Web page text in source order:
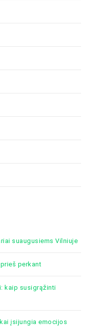
suaugusiems Vilniuje
perkant
kaip susigrąžinti
įsijungia emocijos